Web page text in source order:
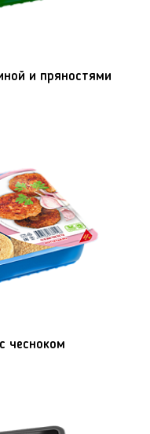
и пряностями
чесноком